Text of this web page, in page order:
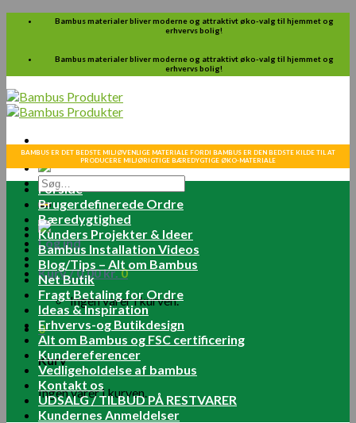
Skip
Bambus materialer bliver moderne og attraktivt øko-valg til hjemmet og
erhvervs bolig!
Bambus materialer bliver moderne og attraktivt øko-valg til hjemmet og
erhvervs bolig!
Søg
efter:
Log ind
Kurv /0.00kr.0
Ingen varer i kurven.
0
Kurv
Ingen varer i kurven.
BAMBUS ER DET BEDSTE MILJØVENLIGE MATERIALE FORDI BAMBUS ER DEN BEDSTE KILDE TIL AT
PRODUCERE MILJØRIGTIGE BÆREDYGTIGE ØKO-MATERIALE
Forside
Brugerdefinerede Ordre
Bæredygtighed
Kunders Projekter & Ideer
Bambus Installation Videos
Blog/Tips – Alt om Bambus
Net Butik
Fragt Betaling for Ordre
Ideas & Inspiration
Erhvervs-og Butikdesign
Alt om Bambus og FSC certificering
Kundereferencer
Vedligeholdelse af bambus
Kontakt os
UDSALG / TILBUD PÅ RESTVARER
Kundernes Anmeldelser